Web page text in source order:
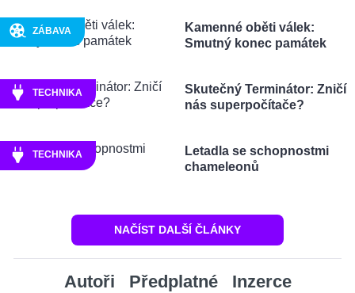
ZÁBAVA
Kamenné oběti válek:
Smutný konec památek
TECHNIKA
Skutečný Terminátor: Zničí
nás superpočítače?
TECHNIKA
Letadla se schopnostmi
chameleonů
NAČÍST DALŠÍ ČLÁNKY
Autoři Předplatné Inzerce